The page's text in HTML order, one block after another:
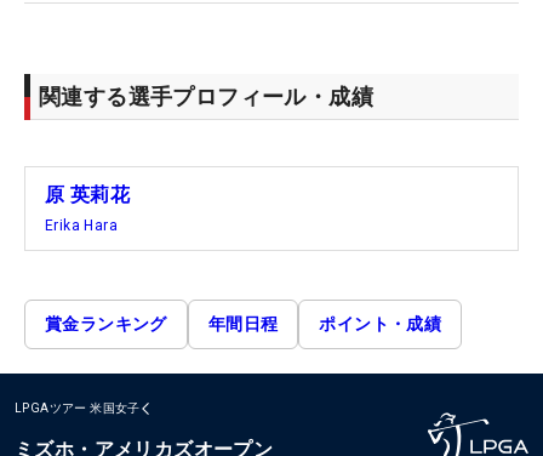
関連する選手プロフィール・成績
原 英莉花
Erika Hara
賞金ランキング 年間日程 ポイント・成績
LPGAツアー 米国女子
ミズホ・アメリカズオープン